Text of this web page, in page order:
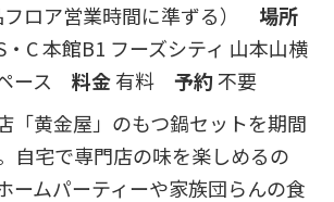
フロア営業時間に準ずる） 場所
C 本館B1 フーズシティ 山本山横
ース 料金有料 予約不要
「黄金屋」のもつ鍋セットを期間
自宅で専門店の味を楽しめるの
ームパーティーや家族団らんの食